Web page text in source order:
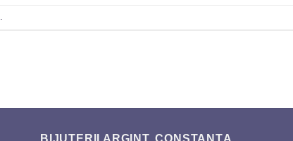
BIJUTERII ARGINT, CONSTANȚA